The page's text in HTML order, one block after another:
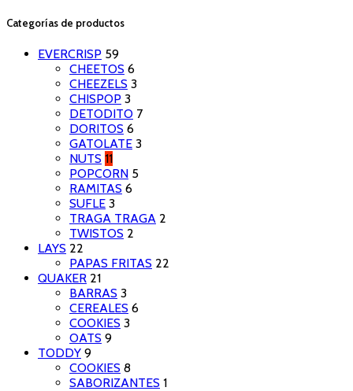
Categorías de productos
EVERCRISP 59
CHEETOS 6
CHEEZELS 3
CHISPOP 3
DETODITO 7
DORITOS 6
GATOLATE 3
NUTS 11
POPCORN 5
RAMITAS 6
SUFLE 3
TRAGA TRAGA 2
TWISTOS 2
LAYS 22
PAPAS FRITAS 22
QUAKER 21
BARRAS 3
CEREALES 6
COOKIES 3
OATS 9
TODDY 9
COOKIES 8
SABORIZANTES 1